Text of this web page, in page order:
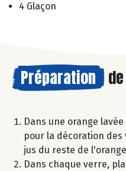
4 Glaçon
Préparation
Dans une orange
pour la décoration
jus du reste de
Dans chaque verre,